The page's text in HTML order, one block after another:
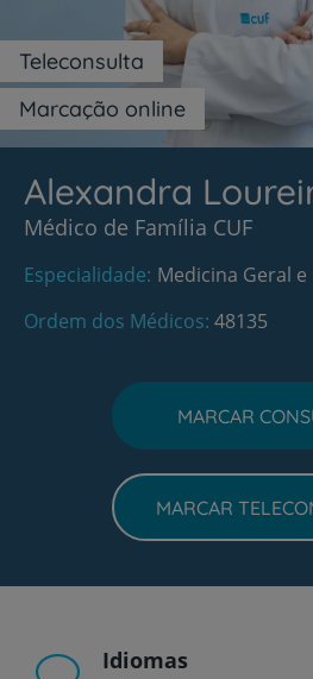
Marcação online
Teleconsulta
Alexandra
Médico de Família CUF
Especialidade Medicina Geral
Ordem dos Médicos 48135
MARCAR
MARCAR
Idiomas